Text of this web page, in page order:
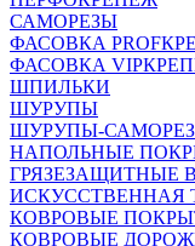
САМОРЕЗЫ
ФАСОВКА
ФАСОВКА
ШПИЛЬКИ
ШУРУПЫ
ШУРУПЫ-
НАПОЛЬНЫЕ
ГРЯЗЕЗАЩИТНЫЕ
ИСКУССТВЕННАЯ
КОВРОВЫЕ
КОВРОВЫЕ